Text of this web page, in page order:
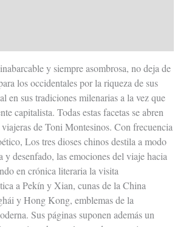
y siempre asombrosa, no deja de
los occidentales por la riqueza de sus
en sus tradiciones milenarias a la vez que
capitalista. Todas estas facetas se abren
viajeras de Toni Montesinos. Con frecuencia
Los tres dioses chinos destila a modo
desenfado, las emociones del viaje hacia
en crónica literaria la visita
a Pekín y Xian, cunas de la China
y Hong Kong, emblemas de la
Sus páginas suponen además un